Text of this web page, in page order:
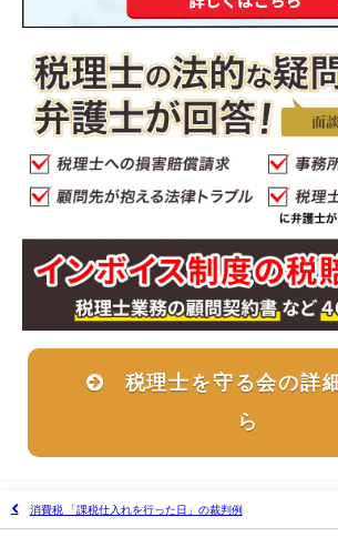
税理士を守る会の詳
ら
消費税 「課税仕入れを行った日」の裁判例